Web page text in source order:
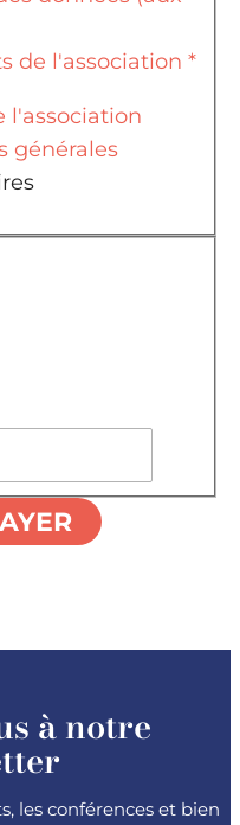
de l'association *
l'association
générales
à notre
les conférences et bien